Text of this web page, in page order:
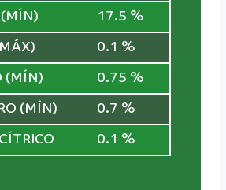
(MÍN) 17.5 %
0.1 %
(MÍN) 0.75 %
(MÍN) 0.7 %
0.1 %